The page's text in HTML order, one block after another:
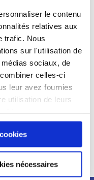
le contenu
relatives aux
trafic. Nous
sur l'utilisation de
sociaux, de
celles-ci
leur avez fournies
utilisation de leurs
nécessaires